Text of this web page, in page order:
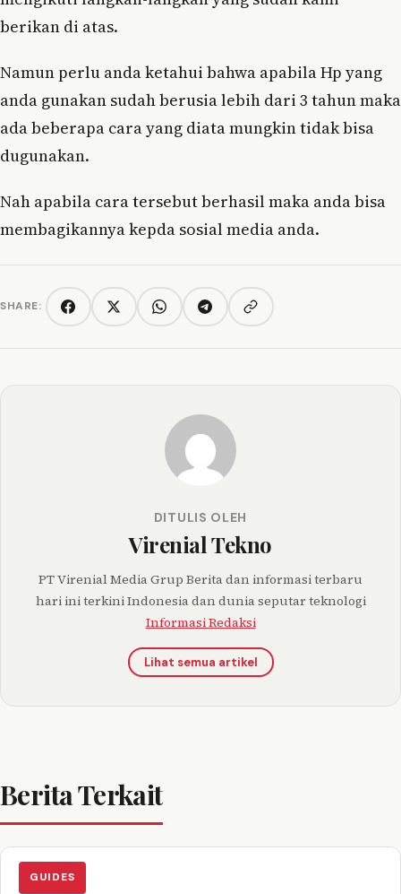
berikan di atas.
Namun perlu anda ketahui bahwa apabila Hp yang
anda gunakan sudah berusia lebih dari 3 tahun maka
ada beberapa cara yang diata mungkin tidak bisa
dugunakan.
Nah apabila cara tersebut berhasil maka anda bisa
membagikannya kepda sosial media anda.
SHARE: FacebookTwitter/XWhatsAppTelegramCopy link
DITULIS OLEH
Virenial Tekno
PT Virenial Media Grup Berita dan informasi terbaru
hari ini terkini Indonesia dan dunia seputar teknologi
Informasi Redaksi
Lihat semua artikel
Berita Terkait
GUIDES